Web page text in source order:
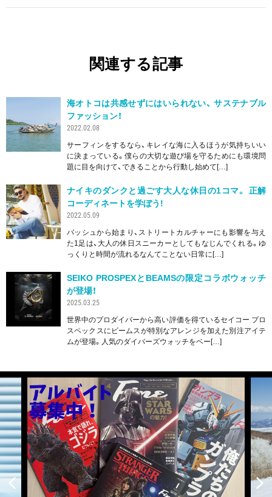
関連する記事
海オトコは共感せずにはいられない、 サステナブル
ファッション！
2022.02.08
サーフィンをするなら、キレイな海に入るほうが気持ちいい
に決まっている。僕らの大切な遊び場を守るためにも環境問
題に目を向けて、できることから行動し始めて[…]
ナイキのダンクと過ごす大人な休日の1コマ。 正解
コーディネートを学ぼう!
2022.05.09
バッシュから始まり、ストリートカルチャーにも影響を与え
た1足は、大人の休日スニーカーとしてもなじんでくれる。ゆ
っくりと時間が流れるなんてことない日常に[…]
SEIKO PROSPEXとBEAMSの限定コラボウォッチ
が登場！
2025.03.25
世界中のプロダイバーから高い評価を得ているセイコー プロ
スペックスにビームスが特別なアレンジを加えた別注アイテ
ムが登場。人気のダイバーズウォッチをベー[…]